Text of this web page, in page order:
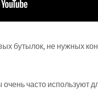
бутылок, не нужных
часто используют